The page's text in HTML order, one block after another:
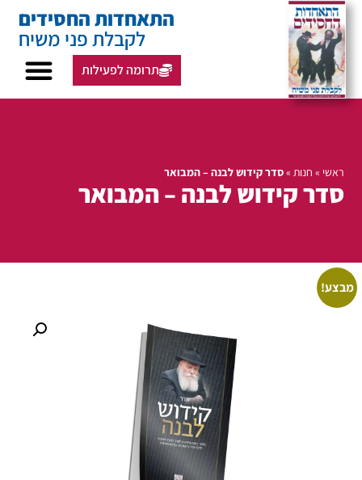
התאחדות החסידים
לקבלת פני משיח
תרומה לפעילות
ראשי » חנות »סדר קידוש לבנה – המבואר
סדר קידוש לבנה – המבואר
מבצע!